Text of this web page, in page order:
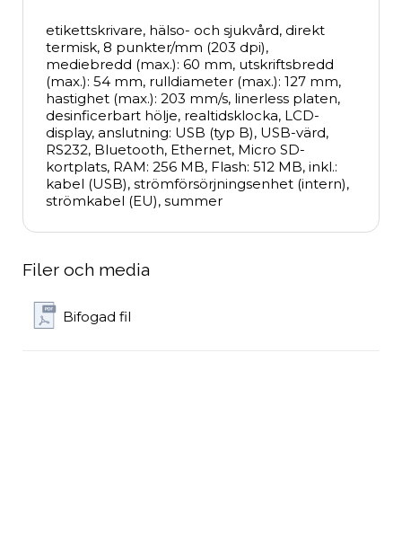
etikettskrivare, hälso- och sjukvård, direkt
termisk, 8 punkter/mm (203 dpi),
mediebredd (max.): 60 mm, utskriftsbredd
(max.): 54 mm, rulldiameter (max.): 127 mm,
hastighet (max.): 203 mm/s, linerless platen,
desinficerbart hölje, realtidsklocka, LCD-
display, anslutning: USB (typ B), USB-värd,
RS232, Bluetooth, Ethernet, Micro SD-
kortplats, RAM: 256 MB, Flash: 512 MB, inkl.:
kabel (USB), strömförsörjningsenhet (intern),
strömkabel (EU), summer
Filer och media
Bifogad fil